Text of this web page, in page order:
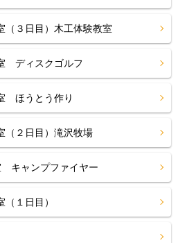
３日目）木工体験教室
ディスクゴルフ
ほうとう作り
２日目）滝沢牧場
キャンプファイヤー
１日目）